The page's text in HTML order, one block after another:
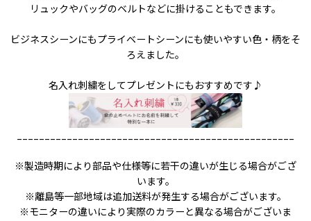
リュックやバッグのベルトなどに掛けることもできます。
ビジネスシーンにもプライベートシーンにも使いやすい色・柄をそ
ろえました。
名入れ刺繍をしてプレゼントにもおすすめです♪
※製造時期により部品や仕様等に若干の違いが生じる場合がござ
います。
※離島等一部地域は追加送料が発生する場合がございます。
※モニターの違いにより実際のカラーと異なる場合がございま